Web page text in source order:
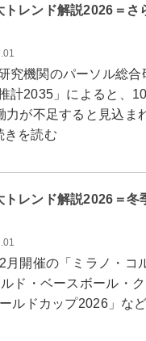
トレンド解説2026＝
究機関のパーソル総
計2035」によると、
力が不足すると見込ま
を読む
トレンド解説2026＝
開催の「ミラノ・コ
ド・ベースボール・
ルドカップ2026」な